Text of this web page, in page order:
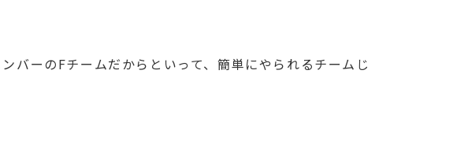
バーのFチームだからといって、簡単にやられるチームじ